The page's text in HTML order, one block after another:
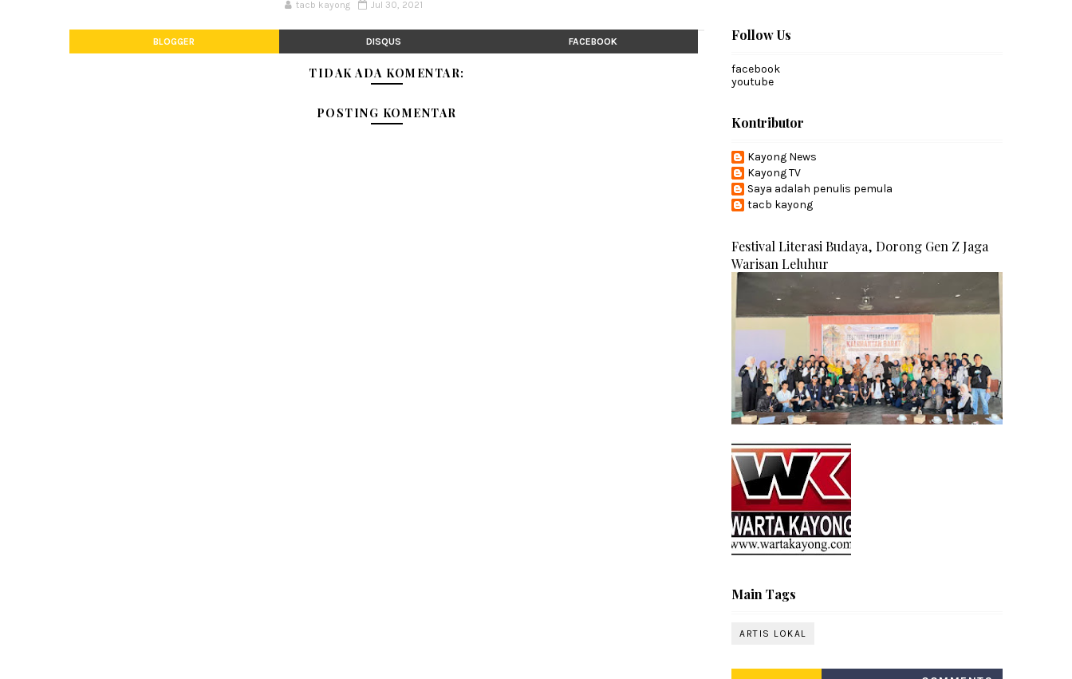
tacb kayong Jul 30, 2021
BLOGGER DISQUS FACEBOOK
TIDAK ADA KOMENTAR:
POSTING KOMENTAR
Follow Us
facebook
youtube
Kontributor
Kayong News
Kayong TV
Saya adalah penulis pemula
tacb kayong
Festival Literasi Budaya, Dorong Gen Z Jaga
Warisan Leluhur
Main Tags
ARTIS LOKAL